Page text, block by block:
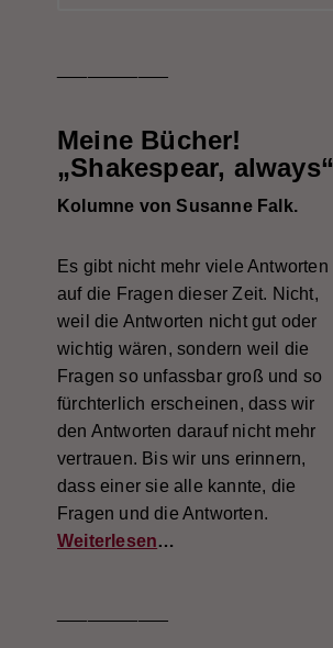
Meine Bücher!
„Shakespear, always“
Kolumne von Susanne Falk.
Es gibt nicht mehr viele Antworten
auf die Fragen dieser Zeit. Nicht,
weil die Antworten nicht gut oder
wichtig wären, sondern weil die
Fragen so unfassbar groß und so
fürchterlich erscheinen, dass wir
den Antworten darauf nicht mehr
vertrauen. Bis wir uns erinnern,
dass einer sie alle kannte, die
Fragen und die Antworten.
Weiterlesen…